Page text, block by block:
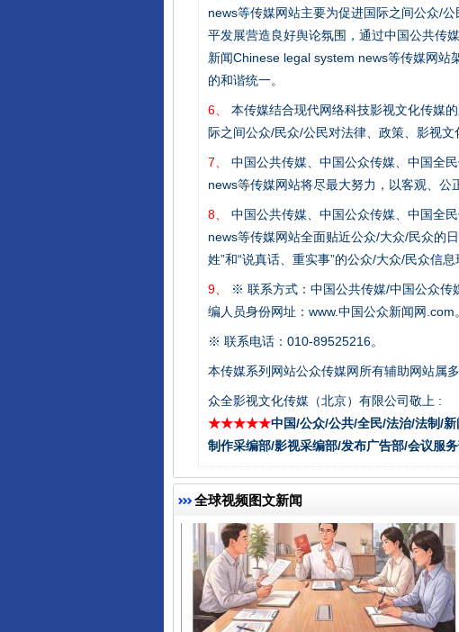
news等传媒网站主要为促进国际之间公众/
平发展营造良好舆论氛围，通过中国公共传
新闻Chinese legal system news等传媒网站
的和谐统一。
6、
本传媒结合现代网络科技影视文化传媒
际之间公众/民众/公民对法律、政策、影视
7、
中国公共传媒、中国公众传媒、中国全
news等传媒网站将尽最大努力，以客观、公
8、
中国公共传媒、中国公众传媒、中国全
news等传媒网站全面贴近公众/大众/民众的
姓”和“说真话、重实事”的公众/大众/民众信息
9、
※ 联系方式：中国公共传媒/中国公众传
编人员身份网址：www.中国公众新闻网.com。
※ 联系电话：010-89525216。
本传媒系列网站公众传媒网所有辅助网站属
众全影视文化传媒（北京）有限公司敬上 :
★★★★★中国/公众/公共/全民/法治/法制/
制作采编部/影视采编部/发布广告部/会议服务
全球视频图文新闻
东山县通报“牛蛙产品抗生素超标问题”
千年窑火 生生不息
揭开“小金库”的免责幌子